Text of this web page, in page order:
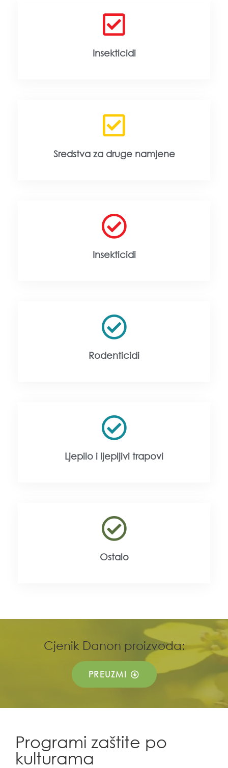
Insekticidi
Sredstva za druge namjene
Insekticidi
Rodenticidi
Ljepilo i ljepljivi trapovi
Ostalo
Cjenik Danon proizvoda:
PREUZMI
Programi zaštite po
kulturama